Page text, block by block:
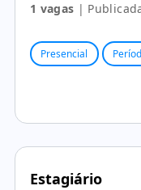
1 vagas |
Presencial
Estagiário